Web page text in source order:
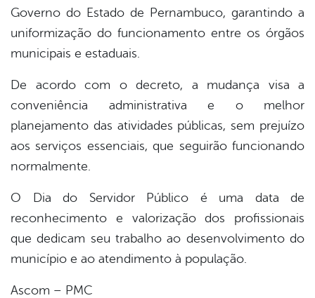
Governo do Estado de Pernambuco, garantindo a
uniformização do funcionamento entre os órgãos
municipais e estaduais.
De acordo com o decreto, a mudança visa a
conveniência administrativa e o melhor
planejamento das atividades públicas, sem prejuízo
aos serviços essenciais, que seguirão funcionando
normalmente.
O Dia do Servidor Público é uma data de
reconhecimento e valorização dos profissionais
que dedicam seu trabalho ao desenvolvimento do
município e ao atendimento à população.
Ascom – PMC